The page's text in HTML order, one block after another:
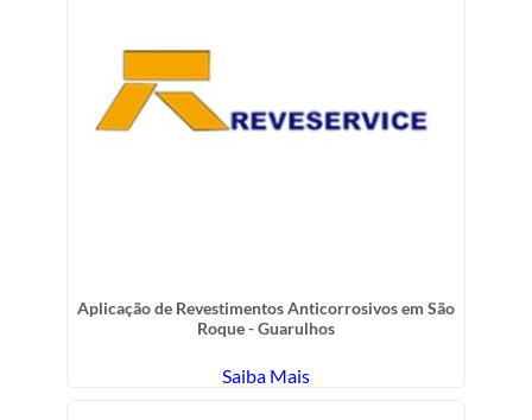
Aplicação de Revestimentos Anticorrosivos em São
Roque - Guarulhos
Saiba Mais